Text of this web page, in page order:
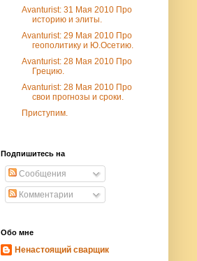
Avanturist: 31 Мая 2010 Про
историю и элиты.
Avanturist: 29 Мая 2010 Про
геополитику и Ю.Осетию.
Avanturist: 28 Мая 2010 Про
Грецию.
Avanturist: 28 Мая 2010 Про
свои прогнозы и сроки.
Приступим.
Подпишитесь на
Сообщения
Комментарии
Обо мне
Ненастоящий сварщик